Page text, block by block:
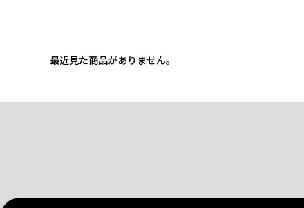
最近見た商品がありません。